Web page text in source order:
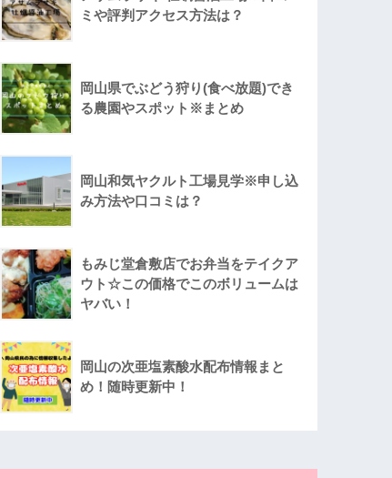
ミや評判アクセス方法は？
岡山県でぶどう狩り(食べ放題)でき
る農園やスポット※まとめ
岡山和気ヤクルト工場見学※申し込
み方法や口コミは？
もみじ堂倉敷店でお弁当をテイクア
ウト☆この価格でこのボリュームは
ヤバい！
岡山の次亜塩素酸水配布情報まと
め！随時更新中！